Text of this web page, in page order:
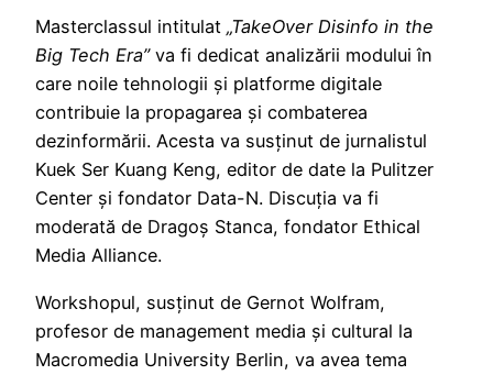
Masterclassul intitulat „TakeOver Disinfo in the
Big Tech Era”va fi dedicat analizării modului în
care noile tehnologii și platforme digitale
contribuie la propagarea și combaterea
dezinformării. Acesta va susținut de jurnalistul
Kuek Ser Kuang Keng, editor de date la Pulitzer
Center și fondator Data-N. Discuția va fi
moderată de Dragoș Stanca, fondator Ethical
Media Alliance.
Workshopul, susținut de Gernot Wolfram,
profesor de management media și cultural la
Macromedia University Berlin, va avea tema